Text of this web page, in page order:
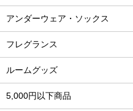
アンダーウェア・ソックス
フレグランス
ルームグッズ
5,000円以下商品